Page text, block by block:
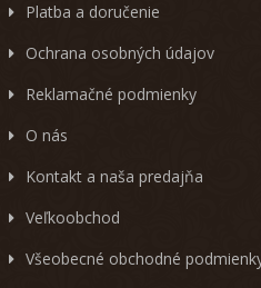
Platba a doručenie
Ochrana osobných údajov
Reklamačné podmienky
O nás
Kontakt a naša predajňa
Veľkoobchod
Všeobecné obchodné